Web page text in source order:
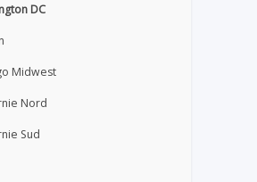
DC
Midwest
Nord
Sud